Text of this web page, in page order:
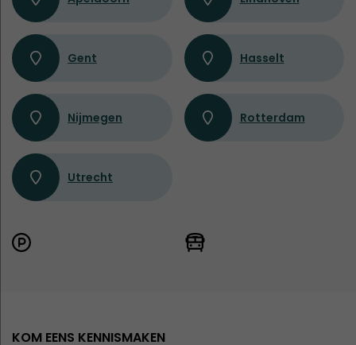
Gent Hasselt
Nijmegen Rotterdam
Utrecht
KOM EENS KENNISMAKEN